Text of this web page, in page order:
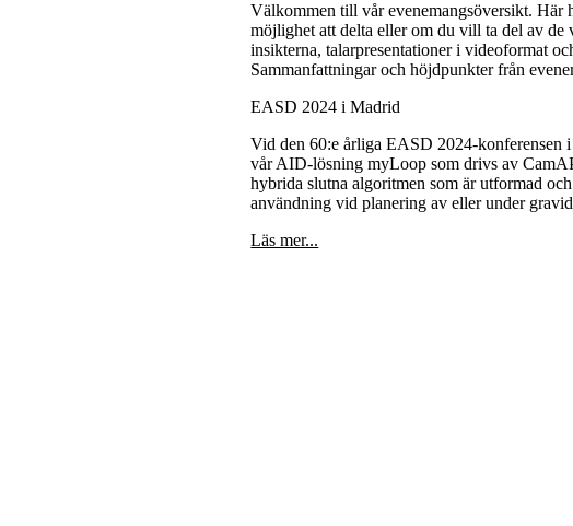
Välkommen till vår evenemangsöversikt. Här
möjlighet att delta eller om du vill ta del av
insikterna, talarpresentationer i videoformat
Sammanfattningar och höjdpunkter från
EASD 2024 i Madrid
Vid den 60:e årliga EASD 2024-konferensen
vår AID-lösning myLoop som drivs av
hybrida slutna algoritmen som är utformad
användning vid planering av eller under
Läs mer...